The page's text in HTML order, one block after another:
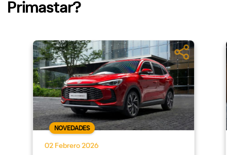
Primastar?
NOVEDADES
02 Febrero 2026